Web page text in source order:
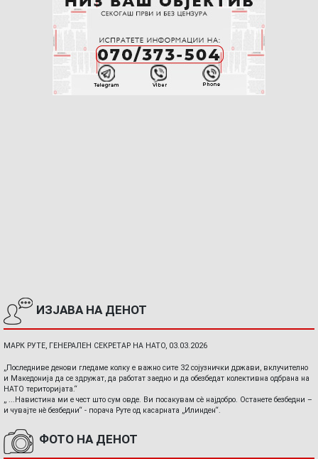
ИЗЈАВА НА ДЕНОТ
МАРК РУТЕ, ГЕНЕРАЛЕН СЕКРЕТАР НА НАТО, 03.03.2026
„Последниве денови гледаме колку е важно сите 32 сојузнички држави, вклучително
и Македонија да се здружат, да работат заедно и да обезбедат колективна одбрана на
НАТО територијата.“
„ ...Навистина ми е чест што сум овде. Ви посакувам сè најдобро. Останете безбедни –
и чувајте нè безбедни“ - порача Руте од касарната „Илинден“.
ФОТО НА ДЕНОТ